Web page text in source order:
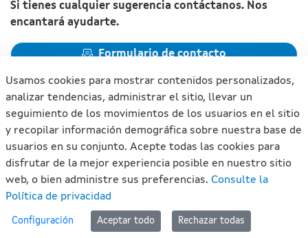
Si tienes cualquier sugerencia contáctanos. Nos
encantará ayudarte.
Formulario de contacto
Xunta de Galicia. Información mantenida y publicada en
internet por la Xunta de Galicia
Atención a la ciudadanía
Accesibilidad
Usamos cookies para mostrar contenidos personalizados,
analizar tendencias, administrar el sitio, llevar un
seguimiento de los movimientos de los usuarios en el sitio
y recopilar información demográfica sobre nuestra base de
usuarios en su conjunto. Acepte todas las cookies para
disfrutar de la mejor experiencia posible en nuestro sitio
web, o bien administre sus preferencias. Consulte la
Política de privacidad
Configuración Aceptar todo Rechazar todas